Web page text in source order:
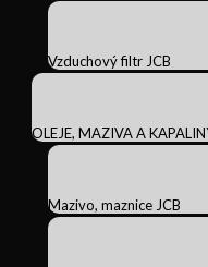
Vzduchový filtr JCB
OLEJE, MAZIVA A
Mazivo, maznice JCB